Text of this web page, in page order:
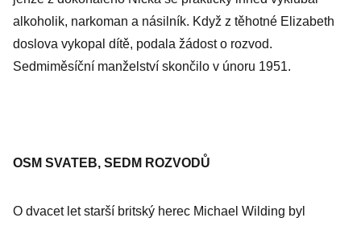
alkoholik, narkoman a násilník. Když z těhotné Elizabeth
doslova vykopal dítě, podala žádost o rozvod.
Sedmiměsíční manželství skončilo v únoru 1951.
OSM SVATEB, SEDM ROZVODŮ
O dvacet let starší britský herec Michael Wilding byl